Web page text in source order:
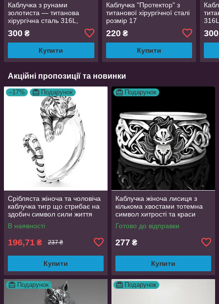
Каблучка з рунами
золотиста — титанова
хірургічна сталь 316L,
300 ₴
Купити
Каблучка "Протектор" з
титанової хірургічної сталі
розмір 17
220₴
Купити
300
Акційні пропозиції та новинки
–17% Подарунок
Срібляста жіноча та чоловіча
каблучка тигр що стрибає на
здобич символ сили життя
регульована TigerPower416
В наявності
196,71 ₴ 237 ₴
Купити
Подарунок
Каблучка жіноча лисиця з
кількома хвостами тотемна
символ хитрості та краси
регульований розмір
AurumLux106
Готово до відправки
277 ₴
Купити
Подарунок Подарунок